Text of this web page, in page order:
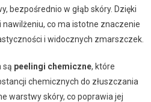
bezpośrednio w głąb skóry. Dzięki
co ma istotne znaczenie
i widocznych zmarszczek.
są peelingi chemiczne, które
chemicznych do złuszczania
warstwy skóry, co poprawia jej